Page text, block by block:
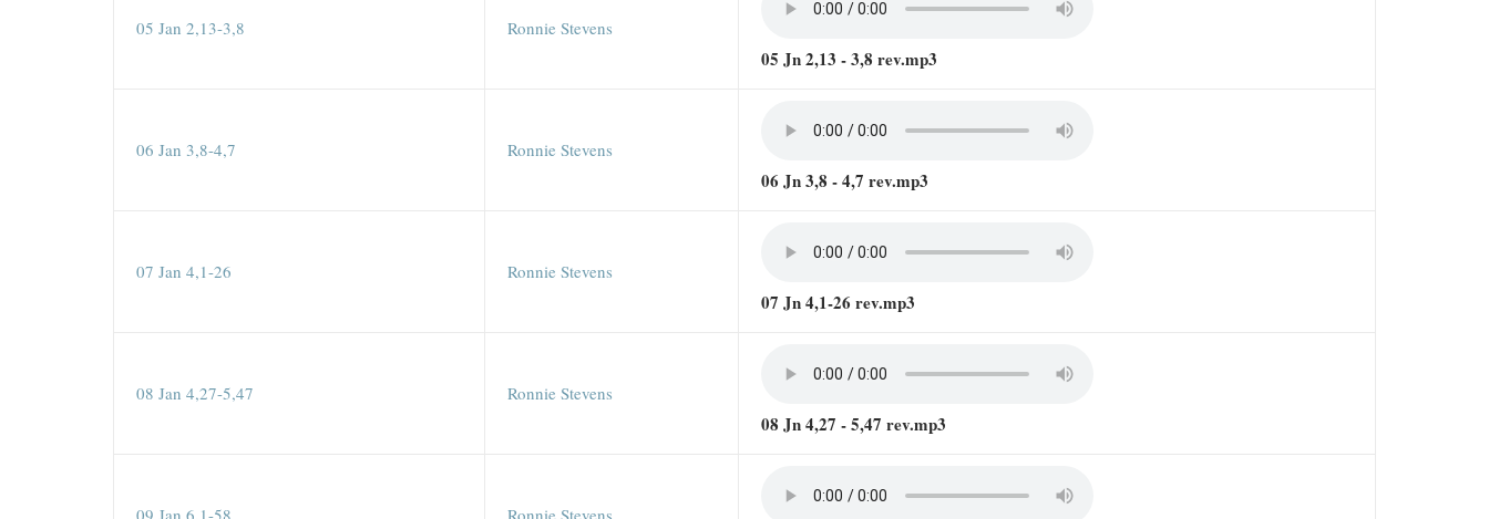
05 Jan 2,13-3,8 Ronnie Stevens
05 Jn 2,13 - 3,8 rev.mp3
06 Jan 3,8-4,7 Ronnie Stevens
06 Jn 3,8 - 4,7 rev.mp3
07 Jan 4,1-26 Ronnie Stevens
07 Jn 4,1-26 rev.mp3
08 Jan 4,27-5,47 Ronnie Stevens
08 Jn 4,27 - 5,47 rev.mp3
09 Jan 6,1-58 Ronnie Stevens